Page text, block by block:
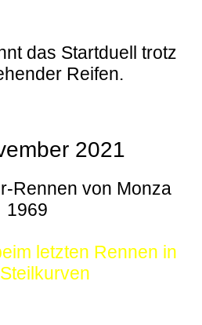
das Startduell trotz
Reifen.
2021
Rennen von Monza
1969
letzten Rennen in